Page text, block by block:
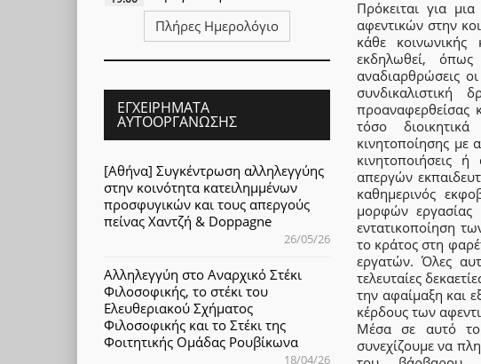
Πρόκειται για
αφεντικών στην
κάθε κοινωνικής
εκδηλωθεί, όπως
αναδιαρθρώσεις οι
συνδικαλιστική
προαναφερθείσας
τόσο
κινητοποίησης με
κινητοποιήσεις ή
απεργών
καθημερινός
μορφών
εντατικοποίηση
το κράτος στη
εργατών. Όλες
τελευταίες
την αφαίμαξη και
κέρδους των
Μέσα σε αυτό το
συνεχίζουμε να
Πλήρες Ημερολόγιο
ΕΓΧΕΙΡΉΜΑΤΑ
ΑΥΤΟΟΡΓΆΝΩΣΗΣ
[Αθήνα] Συγκέντρωση αλληλεγγύης
στην κοινότητα κατειλημμένων
προσφυγικών και τους απεργούς
πείνας Χαντζή & Doppagne
26/05/26
Αλληλεγγύη στο Αναρχικό Στέκι
Φιλοσοφικής, το στέκι του
Ελευθεριακού Σχήματος
Φιλοσοφικής και το Στέκι της
Φοιτητικής Ομάδας Ρουβίκωνα
18/04/26